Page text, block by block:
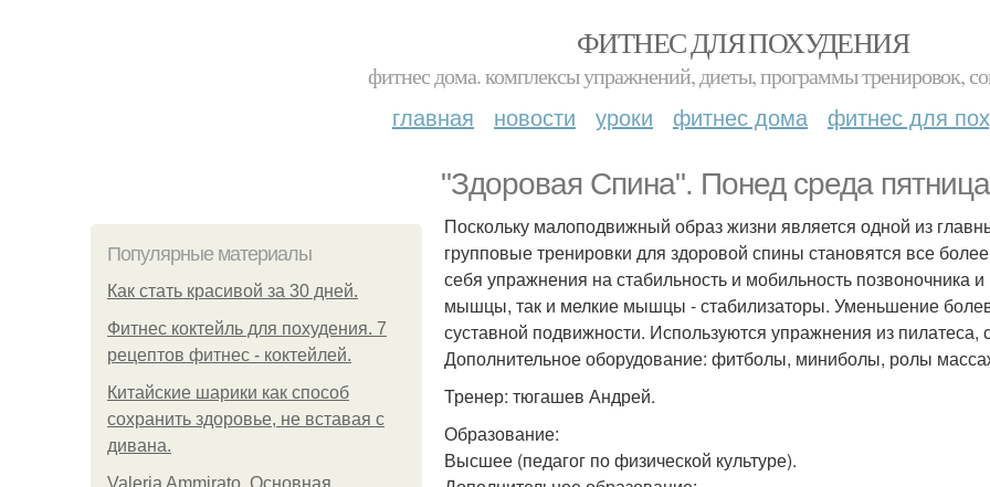
ФИТНЕС ДЛЯ ПОХУДЕНИЯ
фитнес дома. комплексы упражнений, диеты, программы тренировок,
главная новости уроки фитнес дома фитнес для
"Здоровая Спина". Понед среда
Популярные материалы
Как стать красивой за 30 дней.
Фитнес коктейль для похудения. 7
рецептов фитнес - коктейлей.
Китайские шарики как способ
сохранить здоровье, не вставая с
дивана.
Valeria Ammirato. Основная
Поскольку малоподвижный образ жизни является одной из
групповые тренировки для здоровой спины становятся все
себя упражнения на стабильность и мобильность позвоночника
мышцы, так и мелкие мышцы - стабилизаторы. Уменьшение
суставной подвижности. Используются упражнения из пилатеса,
Дополнительное оборудование: фитболы, миниболы, ролы
Тренер: тюгашев Андрей.
Образование:
Высшее (педагог по физической культуре).